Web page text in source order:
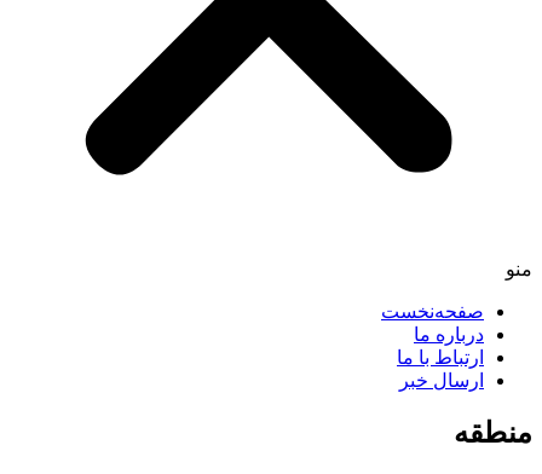
صفحه‌نخست
درباره ما
ارتباط با ما
ارسال خبر